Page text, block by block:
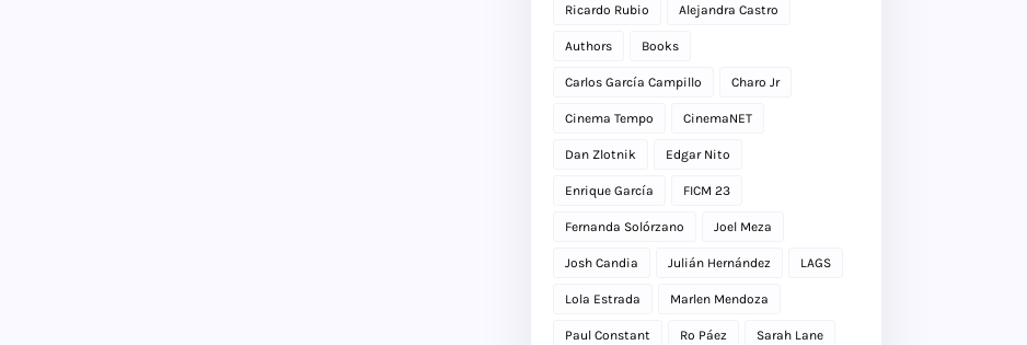
Ricardo Rubio Alejandra Castro
Authors Books
Carlos García Campillo Charo Jr
Cinema Tempo CinemaNET
Dan Zlotnik Edgar Nito
Enrique García FICM 23
Fernanda Solórzano Joel Meza
Josh Candia Julián Hernández LAGS
Lola Estrada Marlen Mendoza
Paul Constant Ro Páez Sarah Lane